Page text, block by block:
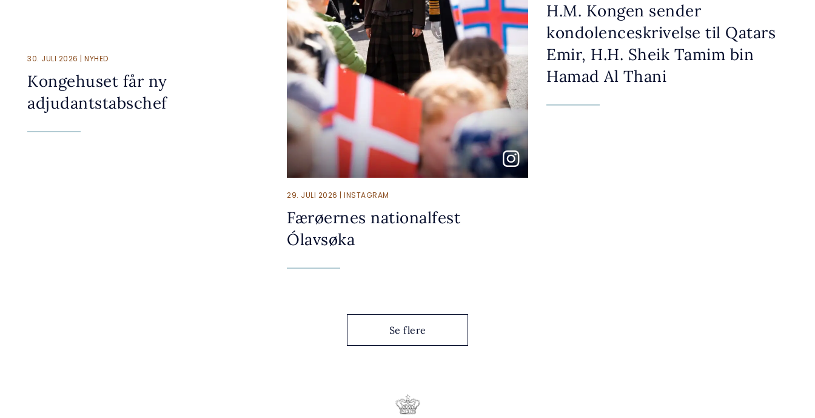
30. JULI 2026 | NYHED
Kongehuset får ny
adjudantstabschef
29. JULI 2026 | INSTAGRAM
Færøernes nationalfest
Ólavsøka
H.M. Kongen sender
kondolenceskrivelse til Qatars
Emir, H.H. Sheik Tamim bin
Hamad Al Thani
Se flere